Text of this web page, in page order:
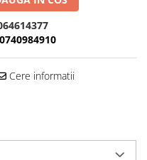
0740984910
Cere informatii